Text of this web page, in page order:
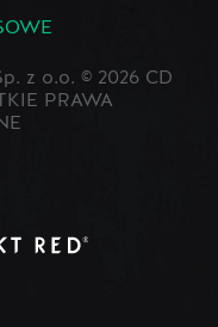
z o.o. © 2026 CD
PRAWA